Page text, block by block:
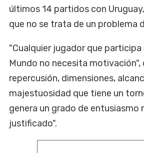
últimos 14 partidos con
que no se trata de ‌un problema
"Cualquier jugador que participa
Mundo no necesita ​motivación",
repercusión, dimensiones,
majestuosidad que tiene un
genera un grado de entusiasmo
justificado".